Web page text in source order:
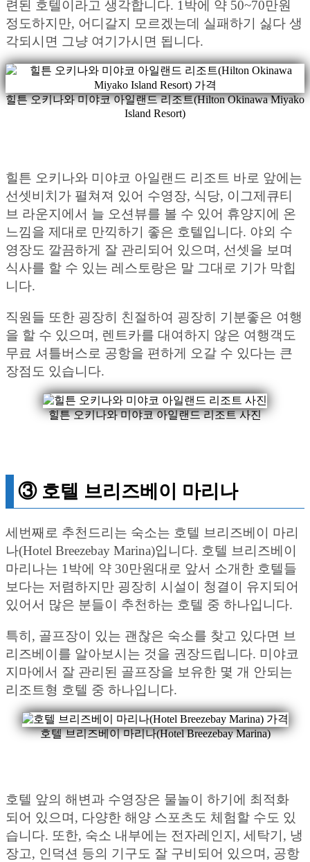
련된 호텔이라고 생각합니다. 1박에 약 50~70만원
정도하지만, 어디갈지 모르겠는데 실패하기 싫다 생
각되시면 그냥 여기가시면 됩니다.
힐튼 오키나와 미야코 아일랜드 리조트(Hilton Okinawa Miyako
Island Resort)
힐튼 오키나와 미야코 아일랜드 리조트 바로 앞에는
선셋비치가 펼쳐져 있어 수영장, 식당, 이그제큐티
브 라운지에서 늘 오션뷰를 볼 수 있어 휴양지에 온
느낌을 제대로 만끽하기 좋은 호텔입니다. 야외 수
영장도 깔끔하게 잘 관리되어 있으며, 선셋을 보며
식사를 할 수 있는 레스토랑은 말 그대로 기가 막힙
니다.
직원들 또한 굉장히 친절하여 굉장히 기분좋은 여행
을 할 수 있으며, 렌트카를 대여하지 않은 여행객도
무료 셔틀버스로 공항을 편하게 오갈 수 있다는 큰
장점도 있습니다.
힐튼 오키나와 미야코 아일랜드 리조트 사진
③ 호텔 브리즈베이 마리나
세번째로 추천드리는 숙소는 호텔 브리즈베이 마리
나(Hotel Breezebay Marina)입니다. 호텔 브리즈베이
마리나는 1박에 약 30만원대로 앞서 소개한 호텔들
보다는 저렴하지만 굉장히 시설이 청결이 유지되어
있어서 많은 분들이 추천하는 호텔 중 하나입니다.
특히, 골프장이 있는 괜찮은 숙소를 찾고 있다면 브
리즈베이를 알아보시는 것을 권장드립니다. 미야코
지마에서 잘 관리된 골프장을 보유한 몇 개 안되는
리조트형 호텔 중 하나입니다.
호텔 브리즈베이 마리나(Hotel Breezebay Marina)
호텔 앞의 해변과 수영장은 물놀이 하기에 최적화
되어 있으며, 다양한 해양 스포츠도 체험할 수도 있
습니다. 또한, 숙소 내부에는 전자레인지, 세탁기, 냉
장고, 인덕션 등의 기구도 잘 구비되어 있으며, 공항